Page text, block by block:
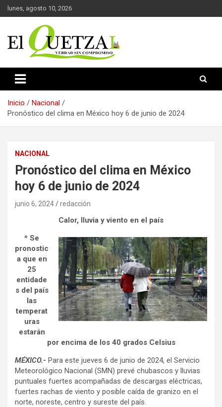
Saltar
al
lunes, agosto 10, 2026
El Quetzal de Cholula
Inicio
Nacional
Pronóstico del clima en México hoy 6 de junio de 2024
NACIONAL
Pronóstico del clima en México
hoy 6 de junio de 2024
junio 6, 2024 redacción
Calor, lluvia y viento en el país
* Se
pronostic
a que en
25
entidade
s del país
las
temperat
uras
estarán
por encima de los 40 grados Celsius
MÉXICO.- Para este jueves 6 de junio de 2024, el Servicio
Meteorológico Nacional (SMN) prevé chubascos y lluvias
puntuales fuertes acompañadas de descargas eléctricas,
fuertes rachas de viento y posible caída de granizo en el
norte, noreste, centro y sureste del país.